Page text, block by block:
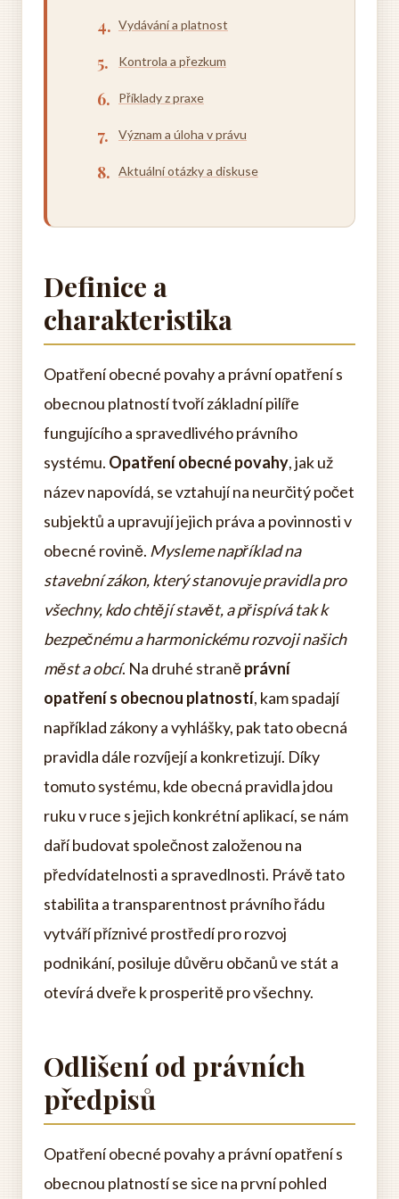
Vydávání a platnost
Kontrola a přezkum
Příklady z praxe
Význam a úloha v právu
Aktuální otázky a diskuse
Definice a
charakteristika
Opatření obecné povahy a právní opatření s
obecnou platností tvoří základní pilíře
fungujícího a spravedlivého právního
systému. Opatření obecné povahy, jak už
název napovídá, se vztahují na neurčitý počet
subjektů a upravují jejich práva a povinnosti v
obecné rovině. Mysleme například na
stavební zákon, který stanovuje pravidla pro
všechny, kdo chtějí stavět, a přispívá tak k
bezpečnému a harmonickému rozvoji našich
měst a obcí. Na druhé straněprávní
opatření s obecnou platností, kam spadají
například zákony a vyhlášky, pak tato obecná
pravidla dále rozvíjejí a konkretizují. Díky
tomuto systému, kde obecná pravidla jdou
ruku v ruce s jejich konkrétní aplikací, se nám
daří budovat společnost založenou na
předvídatelnosti a spravedlnosti. Právě tato
stabilita a transparentnost právního řádu
vytváří příznivé prostředí pro rozvoj
podnikání, posiluje důvěru občanů ve stát a
otevírá dveře k prosperitě pro všechny.
Odlišení od právních
předpisů
Opatření obecné povahy a právní opatření s
obecnou platností se sice na první pohled